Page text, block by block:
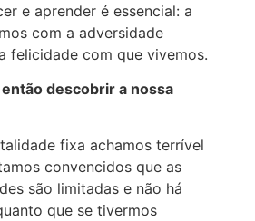
e aprender é essencial: a
com a adversidade
felicidade com que vivemos.
descobrir a nossa
fixa achamos terrível
convencidos que as
são limitadas e não há
que se tivermos